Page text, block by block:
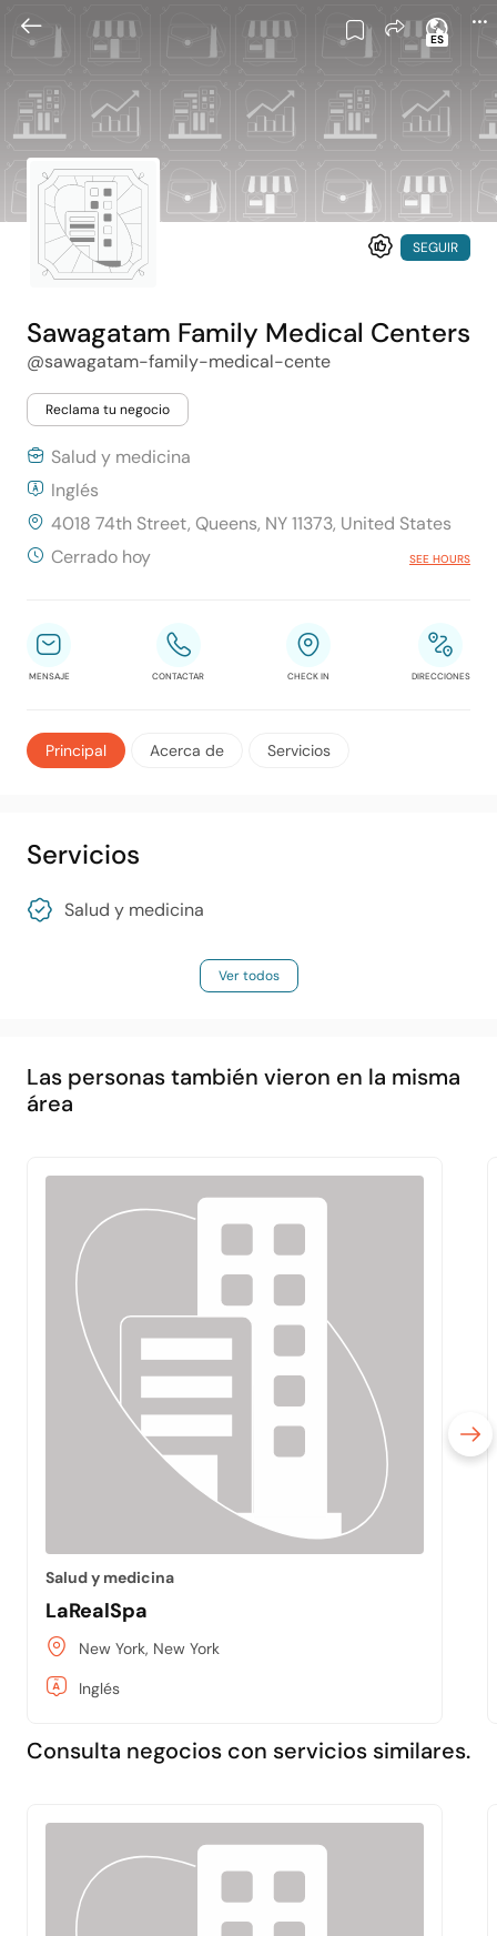
ES
SEGUIR
Sawagatam Family Medical Centers
@sawagatam-family-medical-cente
Reclama tu negocio
Salud y medicina
Inglés
4018 74th Street, Queens, NY 11373, United States
Cerrado hoy
SEE HOURS
MENSAJE CONTACTAR CHECK IN DIRECCIONES
Principal Acerca de Servicios
Servicios
Salud y medicina
Ver todos
Las personas también vieron en la misma
área
Salud y medicina
LaRealSpa
New York, New York
Inglés
Consulta negocios con servicios similares.